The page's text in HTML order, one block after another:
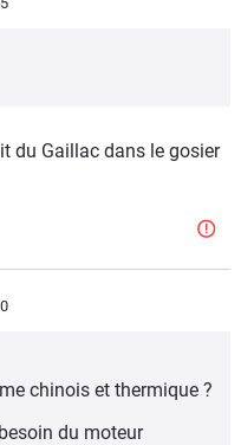
du Gaillac dans le gosier
chinois et thermique ?
du moteur